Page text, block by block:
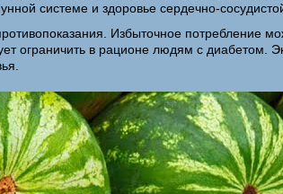
системе и здоровье сердечно-
Избыточное потребление
ограничить в рационе людям с